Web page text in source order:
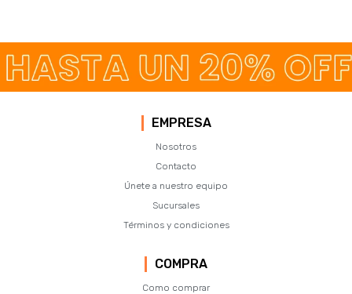
EMPRESA
Nosotros
Contacto
Únete a nuestro equipo
Sucursales
Términos y condiciones
COMPRA
Como comprar